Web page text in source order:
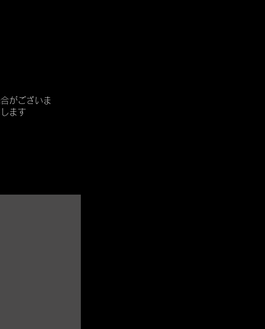
がございま
ます